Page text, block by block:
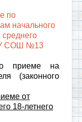
по
начального
СОШ №13
о приеме на
(законного
от
18-летнего